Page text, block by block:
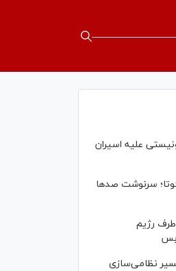
علیه اسیران
سرنوشت صدها
از طرف رژیم
نظامی‌سازی